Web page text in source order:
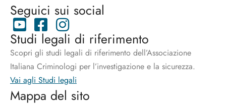
Seguici sui social
Studi legali di riferimento
Scopri gli studi legali di riferimento dell’Associazione
Italiana Criminologi per l’investigazione e la sicurezza.
Vai agli Studi legali
Mappa del sito